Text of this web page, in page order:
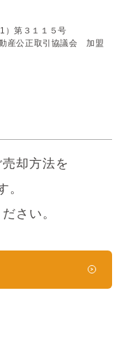
）第３１１５号
産公正取引協議会 加盟
却方法を
。
さい。